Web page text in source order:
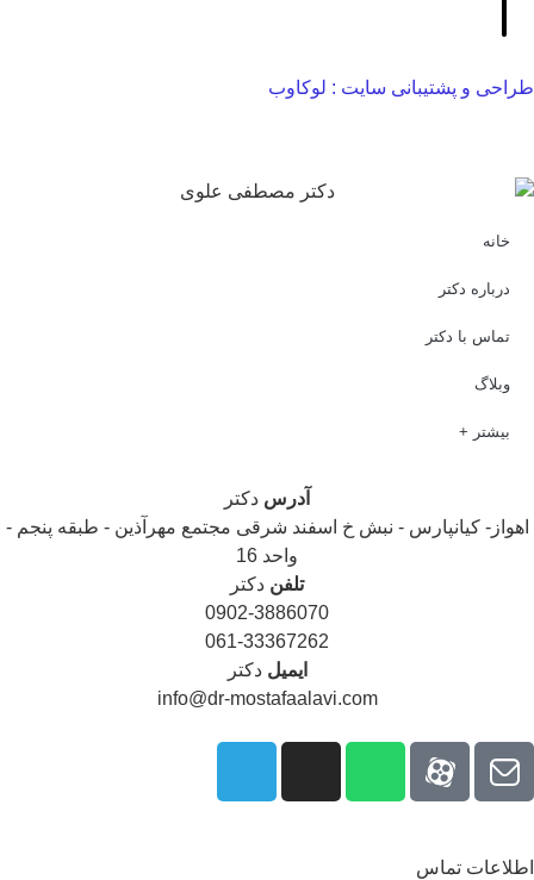
و پشتیبانی سایت : لوکاوب
خانه
درباره دکتر
تماس با دکتر
وبلاگ
بیشتر +
آدرسدکتر
کیانپارس - نبش خ اسفند شرقی مجتمع مهرآذین - طبقه پنجم -
واحد 16
تلفندکتر
0902-3886070
061-33367262
ایمیلدکتر
info@dr-mostafaalavi.com
تماس